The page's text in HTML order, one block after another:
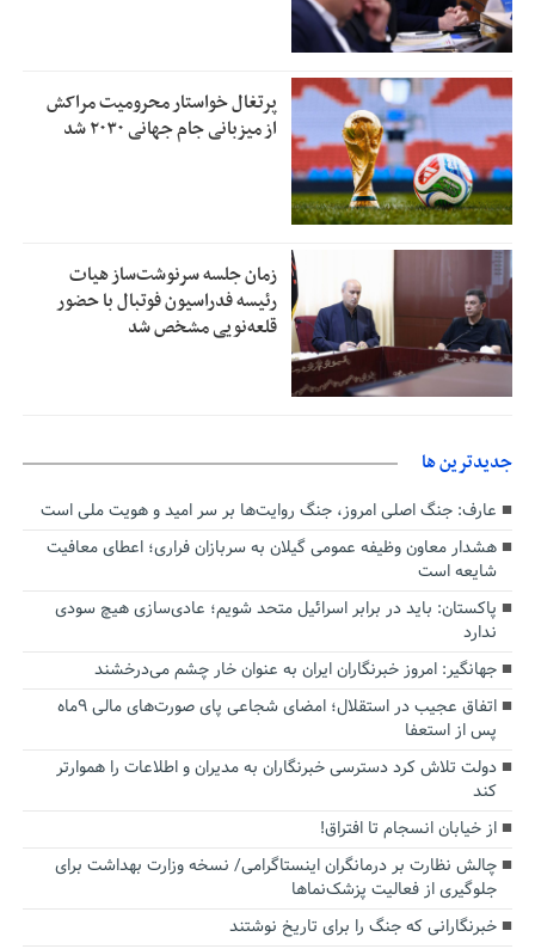
پرتغال خواستار محرومیت مراکش
از میزبانی جام جهانی ۲۰۳۰ شد
زمان جلسه سرنوشت‌ساز هیات
رئیسه فدراسیون فوتبال با حضور
قلعه‌نویی مشخص شد
جديدترين ها
عارف: جنگ اصلی امروز، جنگ روایت‌ها بر سر امید و هویت ملی است
هشدار معاون وظیفه عمومی گیلان به سربازان فراری؛ اعطای معافیت
شایعه است
پاکستان: باید در برابر اسرائیل متحد شویم؛ عادی‌سازی هیچ سودی
ندارد
جهانگیر: امروز خبرنگاران ایران به عنوان خار چشم می‌درخشند
اتفاق عجیب در استقلال؛ امضای شجاعی پای صورت‌های مالی ٩ماه
پس از استعفا
دولت تلاش کرد دسترسی خبرنگاران به مدیران و اطلاعات را هموارتر
کند
از خیابان انسجام تا افتراق!
چالش نظارت بر درمانگران اینستاگرامی/ نسخه وزارت بهداشت برای
جلوگیری از فعالیت پزشک‌نماها
خبرنگارانی که جنگ را برای تاریخ نوشتند